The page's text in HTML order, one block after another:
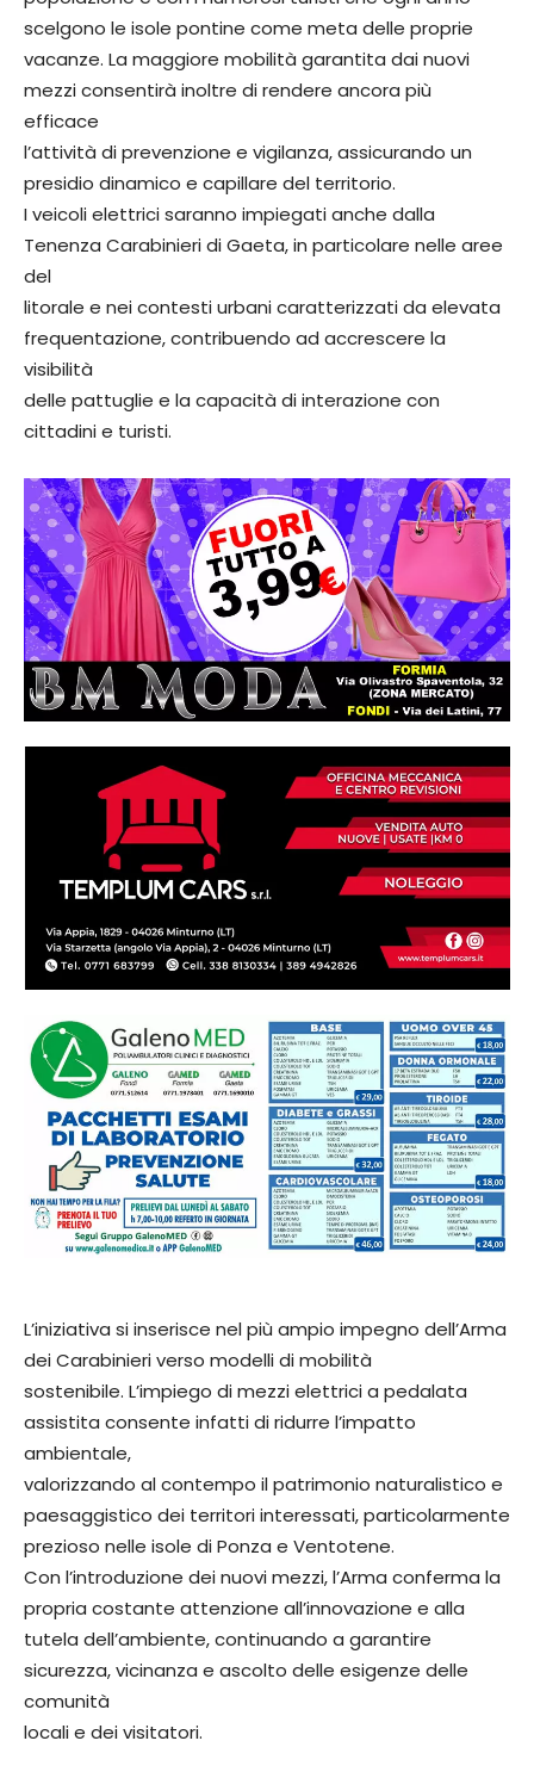
scelgono le isole pontine come meta delle proprie
vacanze. La maggiore mobilità garantita dai nuovi
mezzi consentirà inoltre di rendere ancora più
efficace
l’attività di prevenzione e vigilanza, assicurando un
presidio dinamico e capillare del territorio.
I veicoli elettrici saranno impiegati anche dalla
Tenenza Carabinieri di Gaeta, in particolare nelle aree
del
litorale e nei contesti urbani caratterizzati da elevata
frequentazione, contribuendo ad accrescere la
visibilità
delle pattuglie e la capacità di interazione con
cittadini e turisti.
L’iniziativa si inserisce nel più ampio impegno dell’Arma
dei Carabinieri verso modelli di mobilità
sostenibile. L’impiego di mezzi elettrici a pedalata
assistita consente infatti di ridurre l’impatto
ambientale,
valorizzando al contempo il patrimonio naturalistico e
paesaggistico dei territori interessati, particolarmente
prezioso nelle isole di Ponza e Ventotene.
Con l’introduzione dei nuovi mezzi, l’Arma conferma la
propria costante attenzione all’innovazione e alla
tutela dell’ambiente, continuando a garantire
sicurezza, vicinanza e ascolto delle esigenze delle
comunità
locali e dei visitatori.